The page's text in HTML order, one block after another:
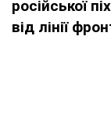
російської
від лінії